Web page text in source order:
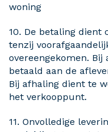
woning
10. De betaling dient
tenzij
overeengekomen.
betaald aan de
Bij afhaling dient te
het verkooppunt.
11. Onvolledige